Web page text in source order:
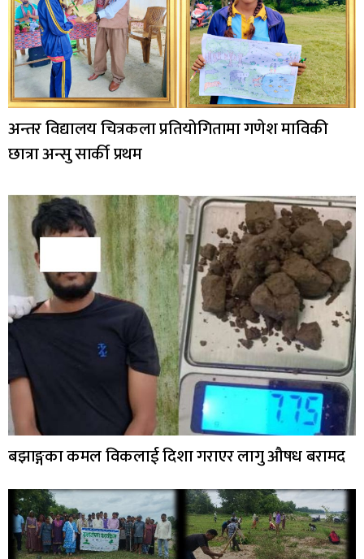
अन्तर विद्यालय चित्रकला प्रतियोगितामा गणेश माविकी
छात्रा अन्सु सार्की प्रथम
बझाङ्गका कमल विकलाई दिशा गराएर लागु औषध बरामद